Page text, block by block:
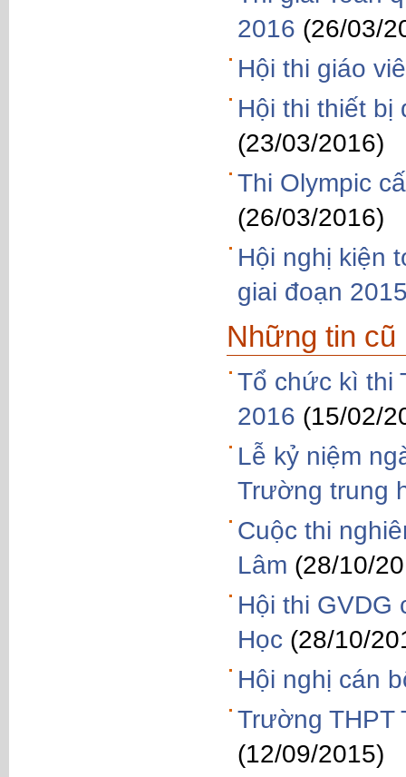
2016 (26/03/
Hội thi giáo
Hội thi thiết bị
(23/03/2016)
Thi Olympic
(26/03/2016)
Hội nghị kiện
giai đoạn
Những tin cũ
Tổ chức kì thi
2016 (15/02/
Lễ kỷ niệm
Trường trung
Cuộc thi
Lâm (28/10/
Hội thi GVDG
Học (28/10/
Hội nghị cán
Trường THPT
(12/09/2015)